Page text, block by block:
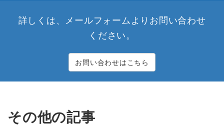
詳しくは、メールフォームよりお問い合わせ
ください。
お問い合わせはこちら
その他の記事